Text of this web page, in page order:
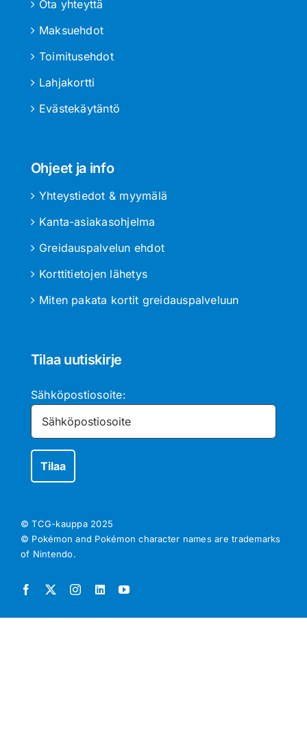
Ota yhteyttä
Maksuehdot
Toimitusehdot
Lahjakortti
Evästekäytäntö
Ohjeet ja info
Yhteystiedot & myymälä
Kanta-asiakasohjelma
Greidauspalvelun ehdot
Korttitietojen lähetys
Miten pakata kortit greidauspalveluun
Tilaa uutiskirje
Sähköpostiosoite:
© TCG-kauppa 2025
© Pokémon and Pokémon character names are trademarks
of Nintendo.